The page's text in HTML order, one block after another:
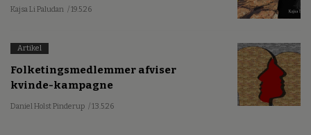
Kajsa Li Paludan / 19.5.26
Artikel
Folketingsmedlemmer afviser
kvinde-kampagne
Daniel Holst Pinderup / 13.5.26